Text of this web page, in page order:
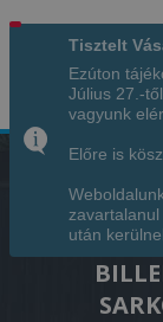
LUX
Tisztelt
Ezúton
Július 27.-
vagyunk
Előre is
után